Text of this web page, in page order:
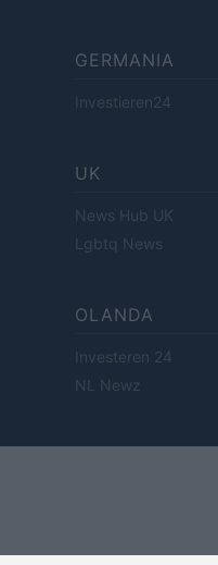
GERMANIA
Investieren24
UK
News Hub UK
Lgbtq News
OLANDA
Investeren 24
NL Newz